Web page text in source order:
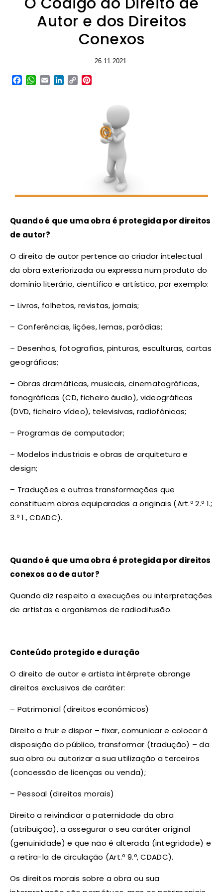
Autor e dos Direitos
Conexos
26.11.2021
Facebook
WhatsApp
EmailLinkedIn
Copy
Quando é que uma obra é protegida por direitos
de autor?
O direito de autor pertence ao criador intelectual
da obra exteriorizada ou expressa num produto do
domínio literário, científico e artístico, por exemplo:
– Livros, folhetos, revistas, jornais;
– Conferências, lições, lemas, paródias;
– Desenhos, fotografias, pinturas, esculturas, cartas
geográficas;
– Obras dramáticas, musicais, cinematográficas,
fonográficas (CD, ficheiro áudio), videográficas
(DVD, ficheiro vídeo), televisivas, radiofónicas;
– Programas de computador;
– Modelos industriais e obras de arquitetura e
design;
– Traduções e outras transformações que
constituem obras equiparadas a originais (Art.º 2.º 1.;
3.º 1., CDADC).
Quando é que uma obra é protegida por direitos
conexos ao de autor?
Quando diz respeito a execuções ou interpretações
de artistas e organismos de radiodifusão.
Conteúdo protegido e duração
O direito de autor e artista intérprete abrange
direitos exclusivos de caráter:
– Patrimonial (direitos económicos)
Direito a fruir e dispor – fixar, comunicar e colocar à
disposição do público, transformar (tradução) – da
sua obra ou autorizar a sua utilização a terceiros
(concessão de licenças ou venda);
– Pessoal (direitos morais)
Direito a reivindicar a paternidade da obra
(atribuição), a assegurar o seu caráter original
(genuinidade) e que não é alterada (integridade) e
a retira-la de circulação (Art.º 9.º, CDADC).
Os direitos morais sobre a obra ou sua